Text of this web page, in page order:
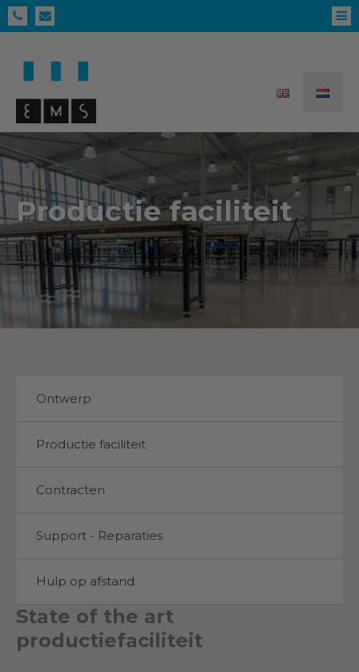
Productie faciliteit
Ontwerp
Productie faciliteit
Contracten
Support - Reparaties
Hulp op afstand
State of the art
productiefaciliteit